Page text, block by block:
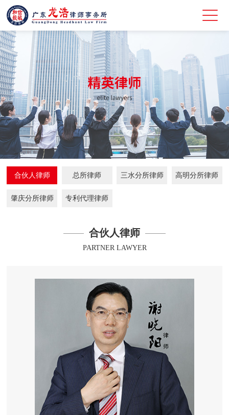
合伙人律师 总所律师 三水分所律师 高明分所律师
肇庆分所律师 专利代理律师
合伙人律师
PARTNER LAWYER